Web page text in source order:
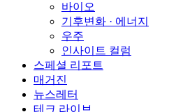
바이오
기후변화 · 에너지
우주
인사이트 컬럼
스페셜 리포트
매거진
뉴스레터
테크 라이브